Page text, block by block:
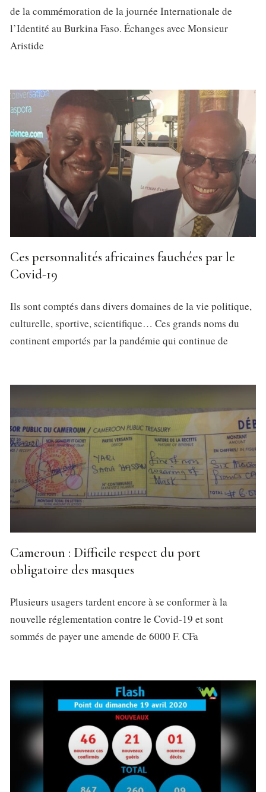
de la commémoration de la journée Internationale de
l’Identité au Burkina Faso. Échanges avec Monsieur
Aristide
Ces personnalités africaines fauchées par le
Covid-19
Ils sont comptés dans divers domaines de la vie politique,
culturelle, sportive, scientifique… Ces grands noms du
continent emportés par la pandémie qui continue de
Cameroun : Difficile respect du port
obligatoire des masques
Plusieurs usagers tardent encore à se conformer à la
nouvelle réglementation contre le Covid-19 et sont
sommés de payer une amende de 6000 F. CFa